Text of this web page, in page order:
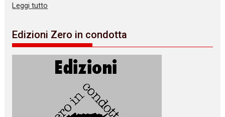
Leggi tutto
Edizioni Zero in condotta